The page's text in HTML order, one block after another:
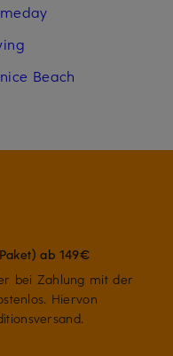
Beach
ab 149€
bei Zahlung mit der
Hiervon